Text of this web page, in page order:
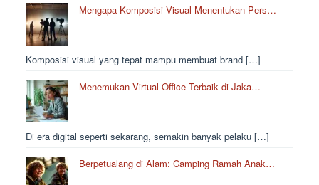
Mengapa Komposisi Visual Menentukan Pers…
Komposisi visual yang tepat mampu membuat brand […]
Menemukan Virtual Office Terbaik di Jaka…
Di era digital seperti sekarang, semakin banyak pelaku […]
Berpetualang di Alam: Camping Ramah Anak…